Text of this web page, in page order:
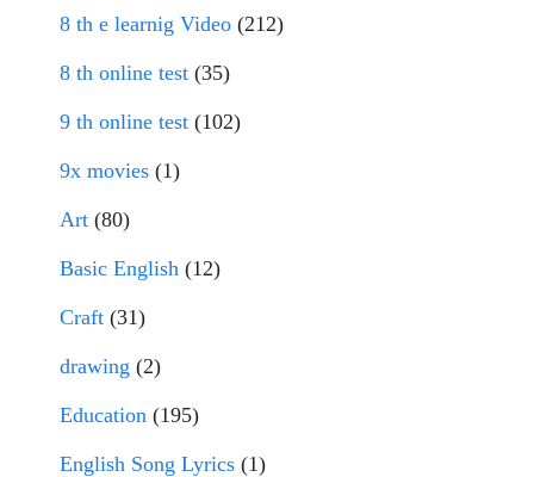
8 th e learnig Video (212)
8 th online test (35)
9 th online test (102)
9x movies (1)
Art (80)
Basic English (12)
Craft (31)
drawing (2)
Education (195)
English Song Lyrics (1)